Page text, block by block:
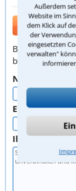
Außerdem
Website im
dem Klick auf
der
eingesetzten
verwalten"
Bitte
bevorzugt
Nachname,
E-Mail oder
Ihr Anliegen